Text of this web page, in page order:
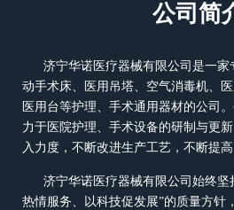
公司简
济宁华诺医疗器械有限公司 是一家
动手术床、医用吊塔、空气消毒机、
医用台等护理、手术通用器材的公司
力于医院护理、手术设备的研制与更
入力度，不断改进生产工艺，不断提高
济宁华诺医疗器械有限公司 始终坚
热情服务、以科技促发展”的质量方针